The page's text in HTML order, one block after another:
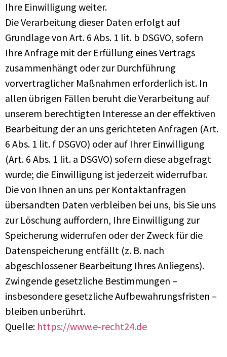
Ihre Einwilligung weiter.
Die Verarbeitung dieser Daten erfolgt auf
Grundlage von Art. 6 Abs. 1 lit. b DSGVO, sofern
Ihre Anfrage mit der Erfüllung eines Vertrags
zusammenhängt oder zur Durchführung
vorvertraglicher Maßnahmen erforderlich ist. In
allen übrigen Fällen beruht die Verarbeitung auf
unserem berechtigten Interesse an der effektiven
Bearbeitung der an uns gerichteten Anfragen (Art.
6 Abs. 1 lit. f DSGVO) oder auf Ihrer Einwilligung
(Art. 6 Abs. 1 lit. a DSGVO) sofern diese abgefragt
wurde; die Einwilligung ist jederzeit widerrufbar.
Die von Ihnen an uns per Kontaktanfragen
übersandten Daten verbleiben bei uns, bis Sie uns
zur Löschung auffordern, Ihre Einwilligung zur
Speicherung widerrufen oder der Zweck für die
Datenspeicherung entfällt (z. B. nach
abgeschlossener Bearbeitung Ihres Anliegens).
Zwingende gesetzliche Bestimmungen –
insbesondere gesetzliche Aufbewahrungsfristen –
bleiben unberührt.
Quelle: https://www.e-recht24.de